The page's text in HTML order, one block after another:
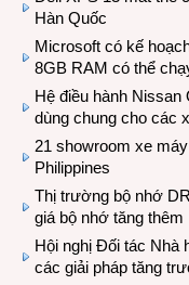
Hàn Quốc
Microsoft có kế
8GB RAM có thể
Hệ điều hành
dùng chung cho các
21 showroom xe
Philippines
Thị trường bộ nhớ
giá bộ nhớ tăng thêm
Hội nghị Đối tác Nhà
các giải pháp tăng